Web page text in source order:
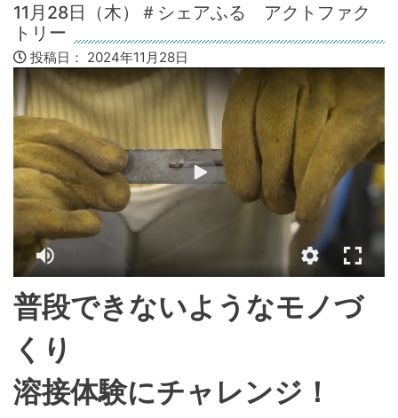
11月28日（木）＃シェアふる アクトファク
トリー
投稿日： 2024年11月28日
普段できないようなモノづ
くり
溶接体験にチャレンジ！